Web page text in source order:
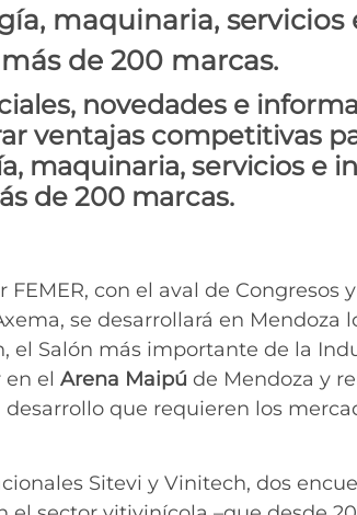
maquinaria, servicios
de 200 marcas.
novedades e
ventajas competitivas
maquinaria, servicios e
de 200 marcas.
con el aval de Congresos
se desarrollará en Mendoza
el Salón más importante de la
el Arena Maipú de Mendoza y
que requieren los
Sitevi y Vinitech, dos